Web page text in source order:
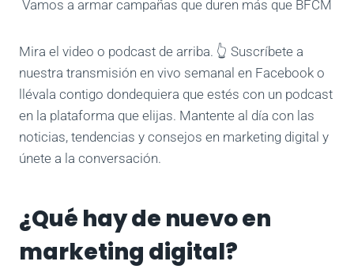
Vamos a armar campañas que duren más que BFCM
Mira el video o podcast de arriba. 👆 Suscríbete a
nuestra transmisión en vivo semanal en Facebook o
llévala contigo dondequiera que estés con un podcast
en la plataforma que elijas. Mantente al día con las
noticias, tendencias y consejos en marketing digital y
únete a la conversación.
¿Qué hay de nuevo en
marketing digital?